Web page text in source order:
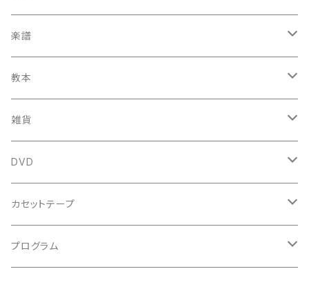
鍋島元子関連CD
中古CD
中古LP
鍋島元子関連LP
古楽以外
中古LP
古楽関係
中古本
新古本
古楽以外
中古本
中古本
楽譜
古楽関係
スコア
鍵盤用
古楽以外
スコア
教本
古楽関係
古楽以外
雑貨
トートバッグ
バロック
ルネサンス
DVD
古楽
古楽以外
カセットテープ
古楽
プログラム